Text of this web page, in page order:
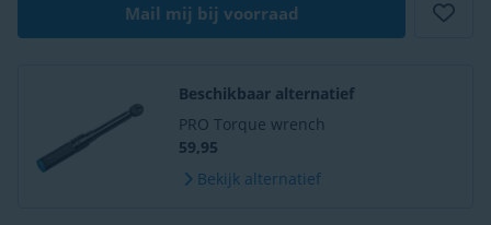
Mail mij bij voorraad
Beschikbaar alternatief
PRO Torque wrench
59,95
Bekijk alternatief